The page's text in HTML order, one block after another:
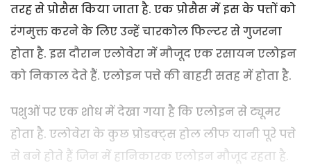
तरह से प्रोसैस किया जाता है. एक प्रोसैस में इस के पत्तों को
रंगमुक्त करने के लिए उन्हें चारकोल फिल्टर से गुजरना
होता है. इस दौरान एलोवेरा में मौजूद एक रसायन एलोइन
को निकाल देते हैं. एलोइन पत्ते की बाहरी सतह में होता है.
पशुओं पर एक शोध में देखा गया है कि एलोइन से ट्यूमर
होता है. एलोवेरा के कुछ प्रोडक्ट्स होल लीफ यानी पूरे पत्ते
से बने होते हैं जिन में हानिकारक एलोइन मौजूद रहता है.